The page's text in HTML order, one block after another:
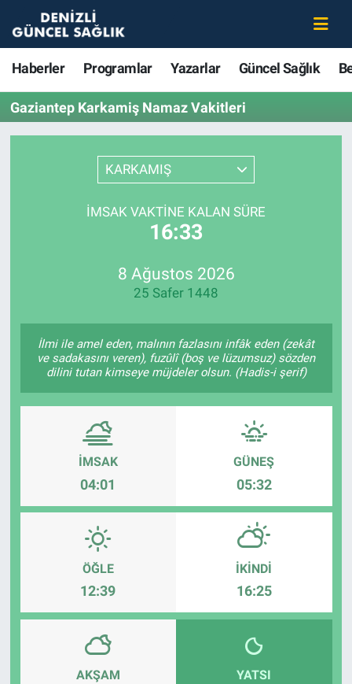
Haberler Programlar Yazarlar Güncel Sağlık
Gaziantep Karkamiş Namaz Vakitleri
KARKAMIŞ
İMSAK VAKTINE KALAN SÜRE
16:33
8 Ağustos 2026
25 Safer 1448
İlmi ile amel eden, malının fazlasını infâk eden (zekât
ve sadakasını veren), fuzûlî (boş ve lüzumsuz) sözden
dilini tutan kimseye müjdeler olsun. (Hadis-i şerif)
İMSAK
04:01
GÜNEŞ
05:32
ÖĞLE
12:39
İKINDI
16:25
AKŞAM YATSI
Haberler
Programlar
Yazarlar
Güncel Sağlık
Beslenme
Estetik ve Güzellik
Merkezefendi Nöbetçi Eczaneler
Merkezefendi Hava Durumu
Merkezefendi Trafik Yoğunluk Haritası
Süper Lig Puan Durumu ve Fikstür
Tüm Manşetler